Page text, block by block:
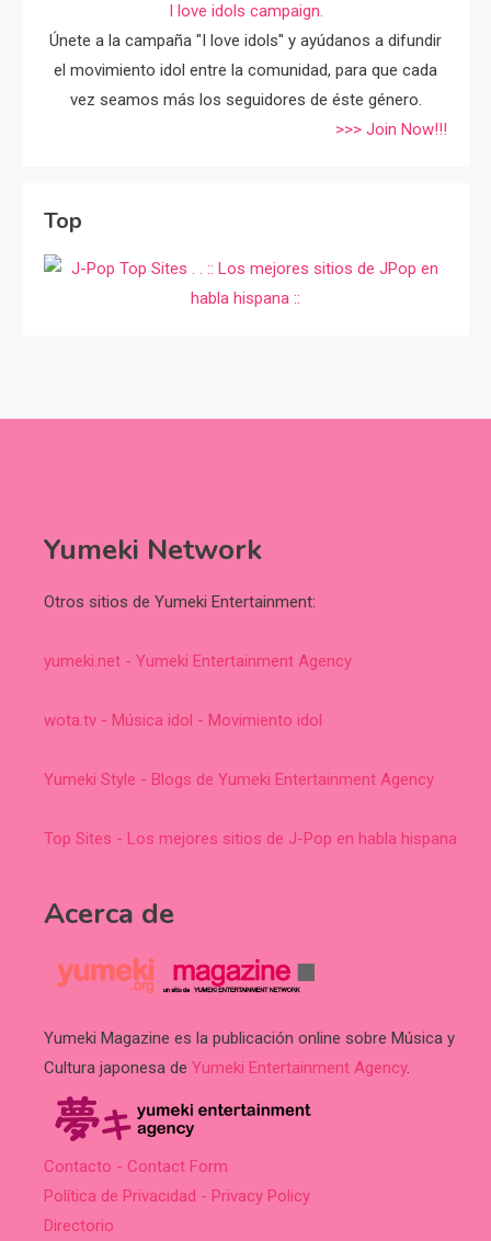
I love idols campaign.
Únete a la campaña "I love idols" y ayúdanos a difundir
el movimiento idol entre la comunidad, para que cada
vez seamos más los seguidores de éste género.
>>> Join Now!!!
Top
Yumeki Network
Otros sitios de Yumeki Entertainment:
yumeki.net - Yumeki Entertainment Agency
wota.tv - Música idol - Movimiento idol
Yumeki Style - Blogs de Yumeki Entertainment Agency
Top Sites - Los mejores sitios de J-Pop en habla hispana
Acerca de
Yumeki Magazine es la publicación online sobre Música y
Cultura japonesa de Yumeki Entertainment Agency.
Contacto - Contact Form
Política de Privacidad - Privacy Policy
Directorio